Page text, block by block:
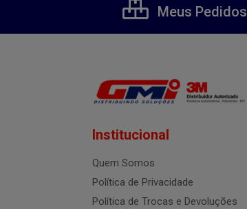
Meus Pedidos
Institucional
Quem Somos
Política de Privacidade
Política de Trocas e Devoluções